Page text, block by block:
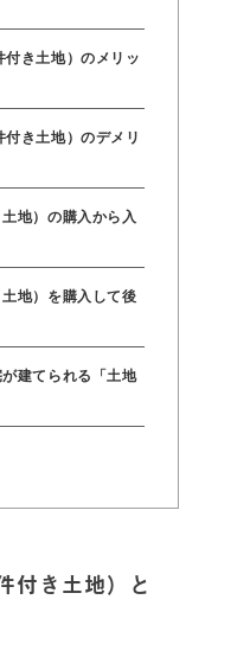
き土地）のメリッ
き土地）のデメリ
地）の購入から入
地）を購入して後
建てられる「土地
付き土地）と